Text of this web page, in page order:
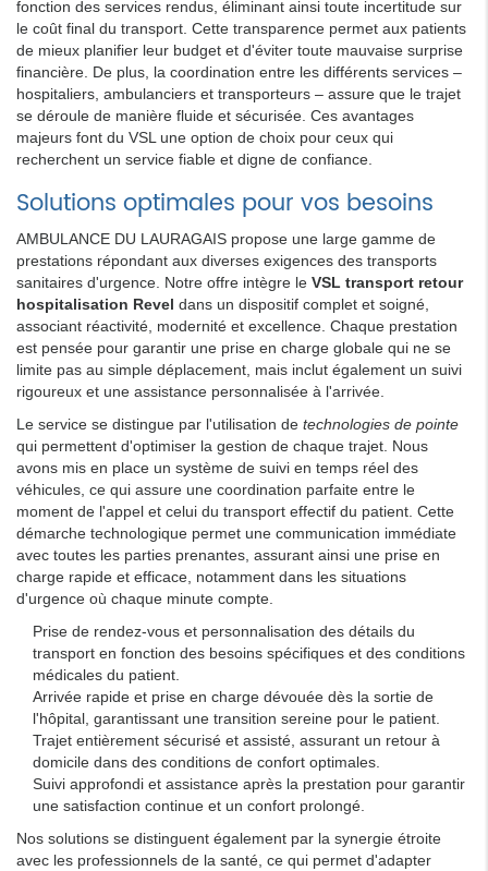
fonction des services rendus, éliminant ainsi toute incertitude sur
le coût final du transport. Cette transparence permet aux patients
de mieux planifier leur budget et d'éviter toute mauvaise surprise
financière. De plus, la coordination entre les différents services –
hospitaliers, ambulanciers et transporteurs – assure que le trajet
se déroule de manière fluide et sécurisée. Ces avantages
majeurs font du VSL une option de choix pour ceux qui
recherchent un service fiable et digne de confiance.
Solutions optimales pour vos besoins
AMBULANCE DU LAURAGAIS propose une large gamme de
prestations répondant aux diverses exigences des transports
sanitaires d'urgence. Notre offre intègre le VSL transport retour
hospitalisation Revel dans un dispositif complet et soigné,
associant réactivité, modernité et excellence. Chaque prestation
est pensée pour garantir une prise en charge globale qui ne se
limite pas au simple déplacement, mais inclut également un suivi
rigoureux et une assistance personnalisée à l'arrivée.
Le service se distingue par l'utilisation de technologies de pointe
qui permettent d'optimiser la gestion de chaque trajet. Nous
avons mis en place un système de suivi en temps réel des
véhicules, ce qui assure une coordination parfaite entre le
moment de l'appel et celui du transport effectif du patient. Cette
démarche technologique permet une communication immédiate
avec toutes les parties prenantes, assurant ainsi une prise en
charge rapide et efficace, notamment dans les situations
d'urgence où chaque minute compte.
Prise de rendez-vous et personnalisation des détails du
transport en fonction des besoins spécifiques et des conditions
médicales du patient.
Arrivée rapide et prise en charge dévouée dès la sortie de
l'hôpital, garantissant une transition sereine pour le patient.
Trajet entièrement sécurisé et assisté, assurant un retour à
domicile dans des conditions de confort optimales.
Suivi approfondi et assistance après la prestation pour garantir
une satisfaction continue et un confort prolongé.
Nos solutions se distinguent également par la synergie étroite
avec les professionnels de la santé, ce qui permet d'adapter